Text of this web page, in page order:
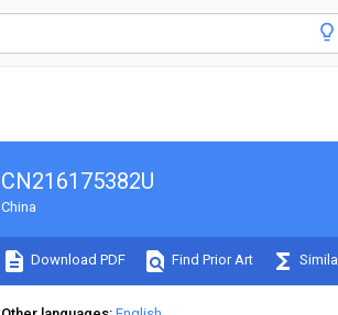
CN216175382U
China
Download PDF Find Prior Art